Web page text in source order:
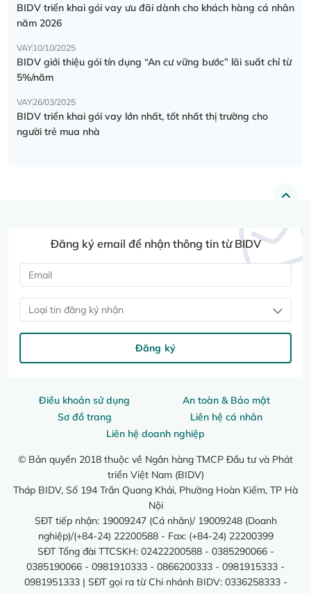
BIDV triển khai gói vay ưu đãi dành cho khách hàng cá nhân
năm 2026
VAY10/10/2025
BIDV giới thiệu gói tín dụng “An cư vững bước” lãi suất chỉ từ
5%/năm
VAY26/03/2025
BIDV triển khai gói vay lớn nhất, tốt nhất thị trường cho
người trẻ mua nhà
Điều khoản sử dụng
An toàn & Bảo mật
Sơ đồ trang
Liên hệ cá nhân
Liên hệ doanh nghiệp
© Bản quyền 2018 thuộc về Ngân hàng TMCP Đầu tư và Phát
triển Việt Nam (BIDV)
Tháp BIDV, Số 194 Trần Quang Khải, Phường Hoàn Kiếm, TP Hà
Nội
SĐT tiếp nhận: 19009247 (Cá nhân)/ 19009248 (Doanh
nghiệp)/(+84-24) 22200588 - Fax: (+84-24) 22200399
SĐT Tổng đài TTCSKH: 02422200588 - 0385290066 -
0385190066 - 0981910333 - 0866200333 - 0981915333 -
0981951333 | SĐT gọi ra từ Chi nhánh BIDV: 0336258333 -
Đăng ký email để nhận thông tin từ BIDV
Loại tin đăng ký nhận
Đăng ký